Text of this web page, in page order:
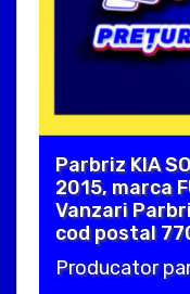
Parbriz KIA
2015, marca
Vanzari
cod postal
Producator